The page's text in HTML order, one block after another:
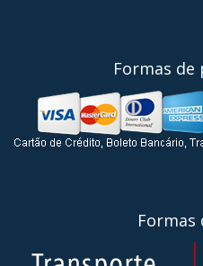
Formas de
Formas